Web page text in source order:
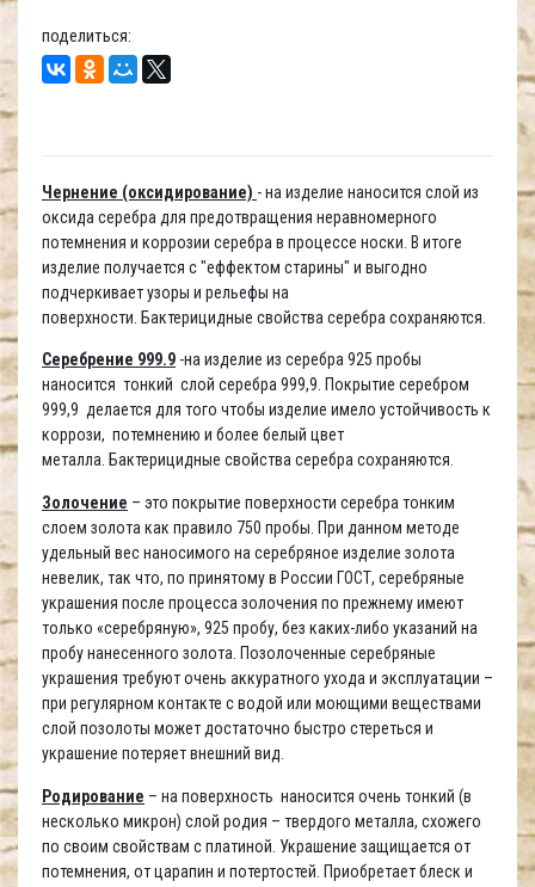
поделиться:
Чернение (оксидирование) - на изделие наносится слой из
оксида серебра для предотвращения неравномерного
потемнения и коррозии серебра в процессе носки. В итоге
изделие получается с "еффектом старины" и выгодно
подчеркивает узоры и рельефы на
поверхности. Бактерицидные свойства серебра сохраняются.
Серебрение 999.9 -на изделие из серебра 925 пробы
наносится тонкий слой серебра 999,9. Покрытие серебром
999,9 делается для того чтобы изделие имело устойчивость к
коррози, потемнению и более белый цвет
металла. Бактерицидные свойства серебра сохраняются.
Золочение – это покрытие поверхности серебра тонким
слоем золота как правило 750 пробы. При данном методе
удельный вес наносимого на серебряное изделие золота
невелик, так что, по принятому в России ГОСТ, серебряные
украшения после процесса золочения по прежнему имеют
только «серебряную», 925 пробу, без каких-либо указаний на
пробу нанесенного золота. Позолоченные серебряные
украшения требуют очень аккуратного ухода и эксплуатации –
при регулярном контакте с водой или моющими веществами
слой позолоты может достаточно быстро стереться и
украшение потеряет внешний вид.
Родирование – на поверхность наносится очень тонкий (в
несколько микрон) слой родия – твердого металла, схожего
по своим свойствам с платиной. Украшение защищается от
потемнения, от царапин и потертостей. Приобретает блеск и